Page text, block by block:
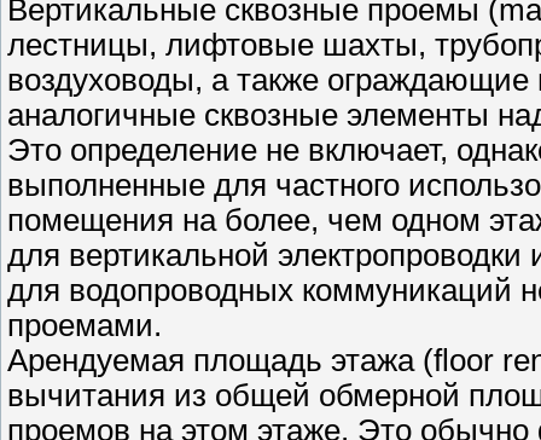
Вертикальные сквозные проемы
лестницы, лифтовые шахты,
воздуховоды, а также
аналогичные сквозные элементы
Это определение не включает,
выполненные для частного
помещения на более, чем одном
для вертикальной
для водопроводных коммуникаций
проемами.
Арендуемая площадь этажа (floor
вычитания из общей обмерной
проемов на этом этаже. Это